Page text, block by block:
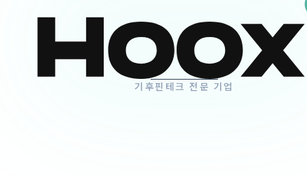
기후핀테크 전문 기업